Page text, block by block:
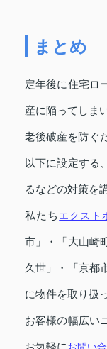
まとめ
定年後に住宅ロ
産に陥ってしま
老後破産を防ぐ
以下に設定する
るなどの対策を
私たち エクスト
市」・「大山崎
久世」・「京都
に物件を取り扱
お客様の幅広い
お気軽にお問い